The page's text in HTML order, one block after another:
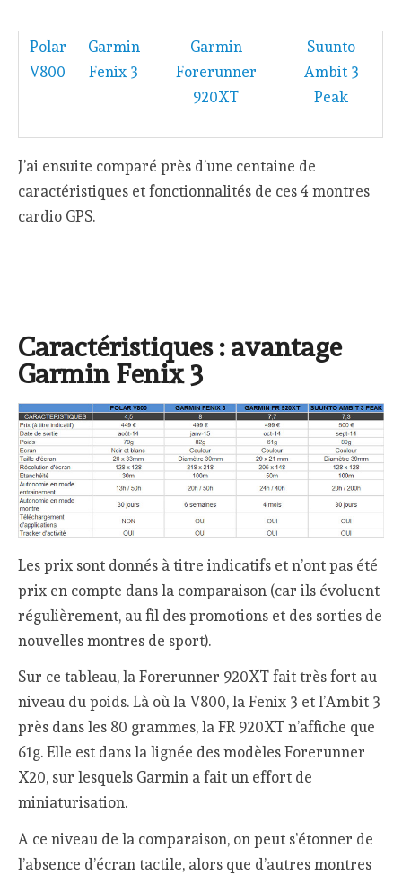
Polar
V800
Garmin
Fenix 3
Garmin
Forerunner
920XT
Suunto
Ambit 3
Peak
J’ai ensuite comparé près d’une centaine de
caractéristiques et fonctionnalités de ces 4 montres
cardio GPS.
Caractéristiques : avantage
Garmin Fenix 3
Les prix sont donnés à titre indicatifs et n’ont pas été
prix en compte dans la comparaison (car ils évoluent
régulièrement, au fil des promotions et des sorties de
nouvelles montres de sport).
Sur ce tableau, la Forerunner 920XT fait très fort au
niveau du poids. Là où la V800, la Fenix 3 et l’Ambit 3
près dans les 80 grammes, la FR 920XT n’affiche que
61g. Elle est dans la lignée des modèles Forerunner
X20, sur lesquels Garmin a fait un effort de
miniaturisation.
A ce niveau de la comparaison, on peut s’étonner de
l’absence d’écran tactile, alors que d’autres montres